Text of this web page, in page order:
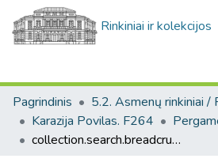
Rinkiniai ir kolekcijos
Pagrindinis
Karazija Povilas. F264
collection.search.breadcrumbs